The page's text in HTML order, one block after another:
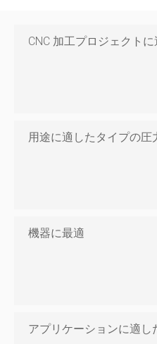
CNC 加工プロジェクト
用途に適したタイプの圧
機器に最適
アプリケーションに適し